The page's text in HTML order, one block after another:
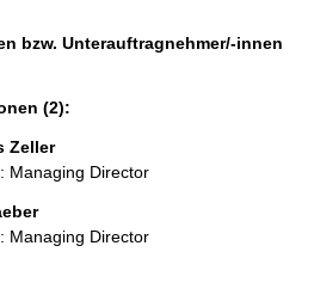
bzw. Unterauftragnehmer/-innen
(2):
Zeller
Managing Director
Managing Director